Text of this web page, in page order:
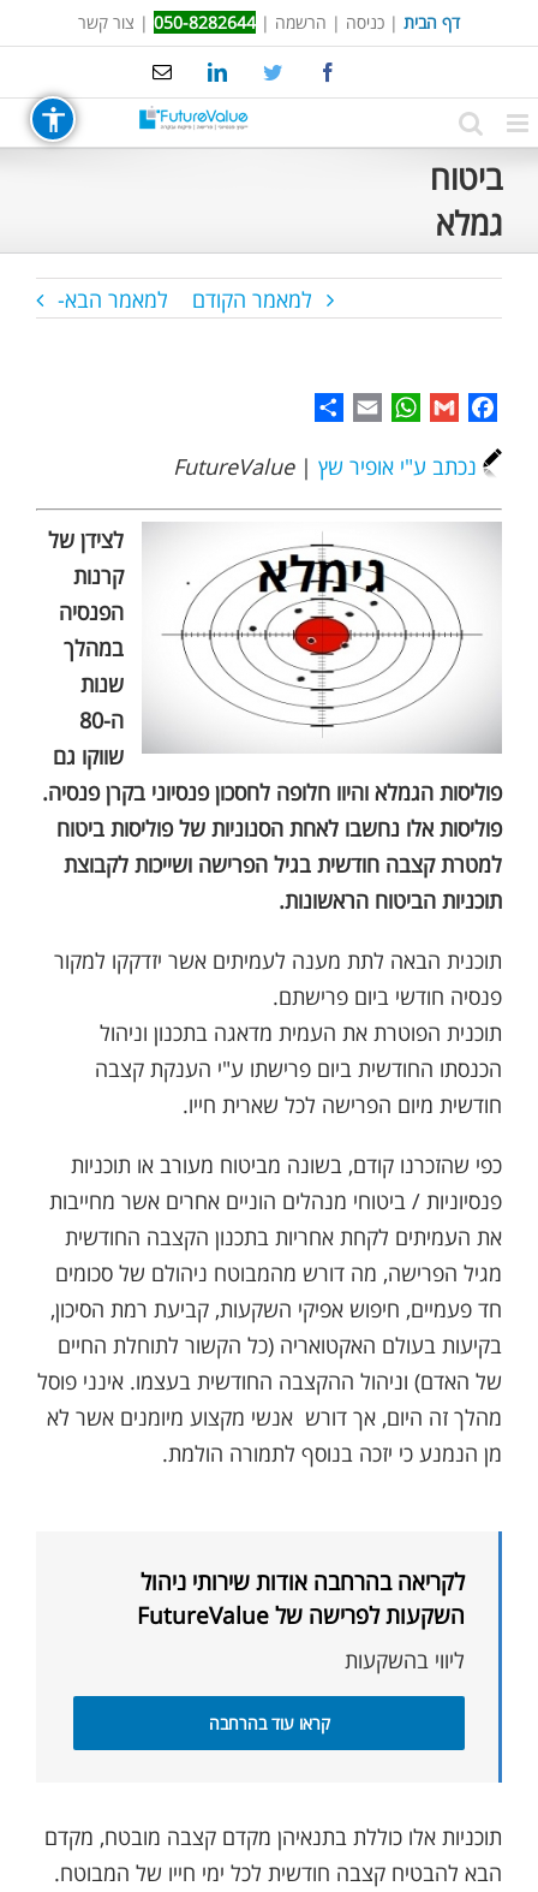
to
דף הבית | כניסה | הרשמה |
050-8282644
| צור קשר
Facebook
Twitter
LinkedIn
Email
ביטוח
גמלא
למאמר הקודם למאמר הבא-
Facebook
Gmail
WhatsApp
Email
נכתב ע"י אופיר שץ |
FutureValue
לצידן של
קרנות
הפנסיה
במהלך
שנות
ה-80
שווקו גם
פוליסות הגמלא והיוו חלופה לחסכון פנסיוני בקרן פנסיה.
פוליסות אלו נחשבו לאחת הסנוניות של פוליסות ביטוח
למטרת קצבה חודשית בגיל הפרישה ושייכות לקבוצת
תוכניות הביטוח הראשונות.
תוכנית הבאה לתת מענה לעמיתים אשר יזדקקו למקור
פנסיה חודשי ביום פרישתם.
תוכנית הפוטרת את העמית מדאגה בתכנון וניהול
הכנסתו החודשית ביום פרישתו ע"י הענקת קצבה
חודשית מיום הפרישה לכל שארית חייו.
כפי שהזכרנו קודם, בשונה מביטוח מעורב או תוכניות
פנסיוניות / ביטוחי מנהלים הוניים אחרים אשר מחייבות
את העמיתים לקחת אחריות בתכנון הקצבה החודשית
מגיל הפרישה, מה דורש מהמבוטח ניהולם של סכומים
חד פעמיים, חיפוש אפיקי השקעות, קביעת רמת הסיכון,
בקיעות בעולם האקטואריה (כל הקשור לתוחלת החיים
של האדם) וניהול ההקצבה החודשית בעצמו. אינני פוסל
מהלך זה היום, אך דורש אנשי מקצוע מיומנים אשר לא
מן הנמנע כי יזכה בנוסף לתמורה הולמת.
לקריאה בהרחבה אודות שירותי ניהול
השקעות לפרישה של FutureValue
ליווי בהשקעות
קראו עוד בהרחבה
תוכניות אלו כוללת בתנאיהן מקדם קצבה מובטח, מקדם
הבא להבטיח קצבה חודשית לכל ימי חייו של המבוטח.